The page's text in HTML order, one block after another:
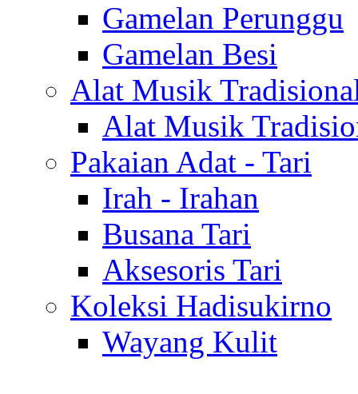
Gamelan Perunggu
Gamelan Besi
Alat Musik
Alat Musik
Pakaian Adat - Tari
Irah - Irahan
Busana Tari
Aksesoris Tari
Koleksi Hadisukirno
Wayang Kulit